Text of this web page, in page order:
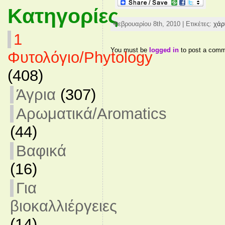
Κατηγορίες
1
Φυτολόγιο/Phytology
(408)
Άγρια (307)
Αρωματικά/Aromatics
(44)
Βαφικά
(16)
Για
βιοκαλλιέργειες
Φεβρουαρίου 8th, 2010 | Ετικέτες:
You must be logged into post a